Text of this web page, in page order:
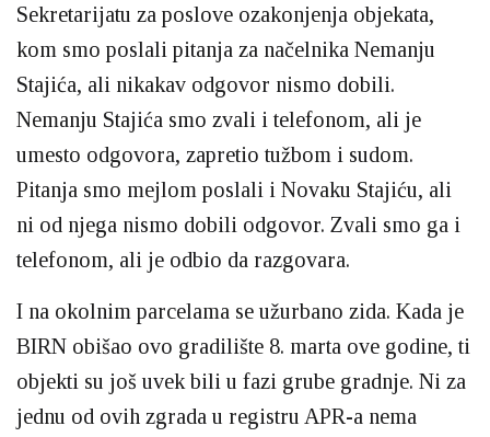
Sekretarijatu za poslove ozakonjenja objekata,
kom smo poslali pitanja za načelnika Nemanju
Stajića, ali nikakav odgovor nismo dobili.
Nemanju Stajića smo zvali i telefonom, ali je
umesto odgovora, zapretio tužbom i sudom.
Pitanja smo mejlom poslali i Novaku Stajiću, ali
ni od njega nismo dobili odgovor. Zvali smo ga i
telefonom, ali je odbio da razgovara.
I na okolnim parcelama se užurbano zida. Kada je
BIRN obišao ovo gradilište 8. marta ove godine, ti
objekti su još uvek bili u fazi grube gradnje. Ni za
jednu od ovih zgrada u registru APR-a nema